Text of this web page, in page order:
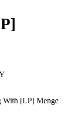
With [LP] Menge